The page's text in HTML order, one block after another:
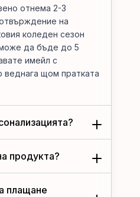
отнема 2-3
на
коледен сезон
да бъде до 5
имейл с
щом пратката
продукта?
плащане